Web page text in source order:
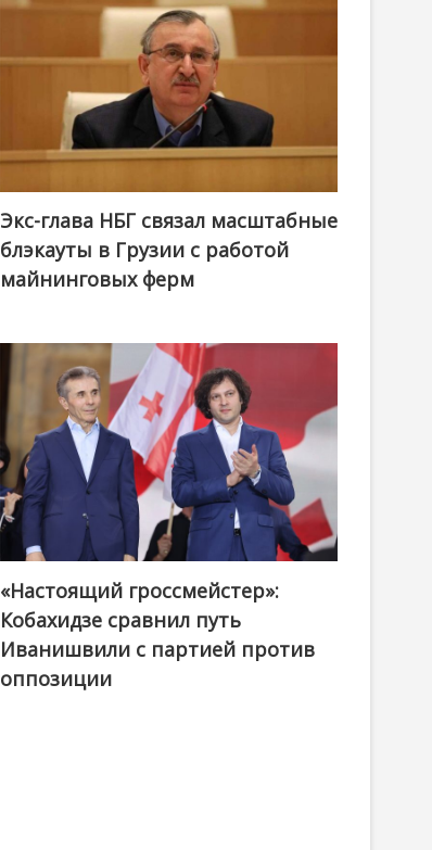
Экс-глава НБГ связал масштабные
блэкауты в Грузии с работой
майнинговых ферм
@ქართული ოცნება / Georgian Dream
«Настоящий гроссмейстер»:
Кобахидзе сравнил путь
Иванишвили с партией против
оппозиции